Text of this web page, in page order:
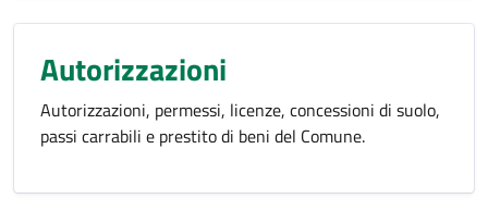
Autorizzazioni
Autorizzazioni, permessi, licenze, concessioni di suolo,
passi carrabili e prestito di beni del Comune.